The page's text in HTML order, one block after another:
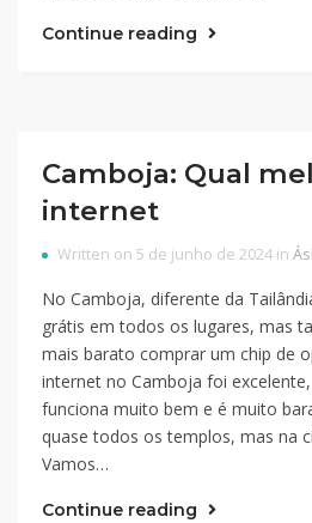
Continue reading
Camboja: Qual
internet
Written on 5 de junho de 2024 in
No Camboja, diferente da
grátis em todos os lugares, mas
mais barato comprar um chip de
internet no Camboja foi
funciona muito bem e é muito
quase todos os templos, mas na
Vamos…
Continue reading